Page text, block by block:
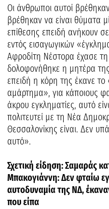
Οι άνθρωποι αυτοί
βρέθηκαν να είναι θύματα
επίθεσης επειδή ανήκουν
εντός εισαγωγικών
Αφροδίτη Νέστορα έχασε
δολοφονήθηκε η μητέρα
επειδή η κόρη της έκανε το
αμάρτημα», για κάποιους
άκρου εγκληματίες, αυτό
πολιτευτεί με τη Νέα
Θεσσαλονίκης είναι. Δεν
αυτό».
Σχετική είδηση: Σαμαράς
Μπακογιάννη: Δεν φταίω
αυτοδυναμία της ΝΔ,
που είπα